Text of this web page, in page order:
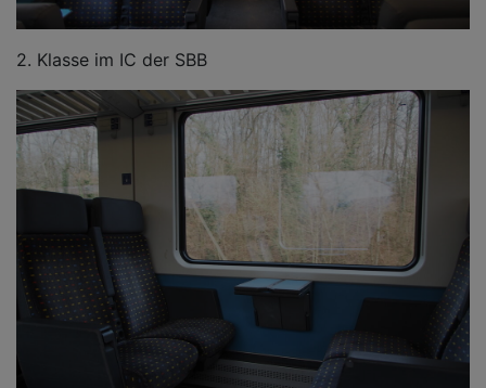
2. Klasse im IC der SBB